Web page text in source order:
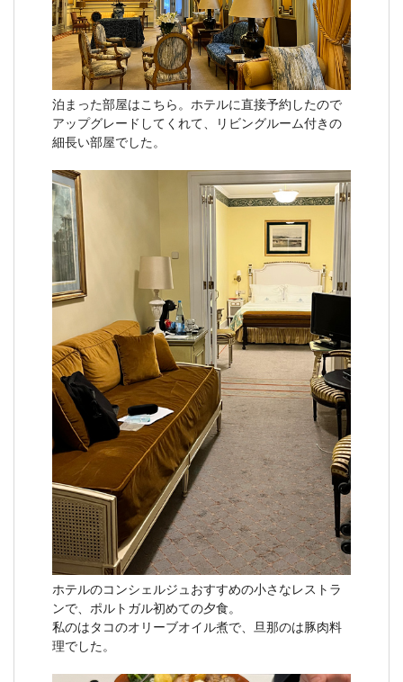
泊まった部屋はこちら。ホテルに直接予約したので
アップグレードしてくれて、リビングルーム付きの
細長い部屋でした。
ホテルのコンシェルジュおすすめの小さなレストラ
ンで、ポルトガル初めての夕食。
私のはタコのオリーブオイル煮で、旦那のは豚肉料
理でした。